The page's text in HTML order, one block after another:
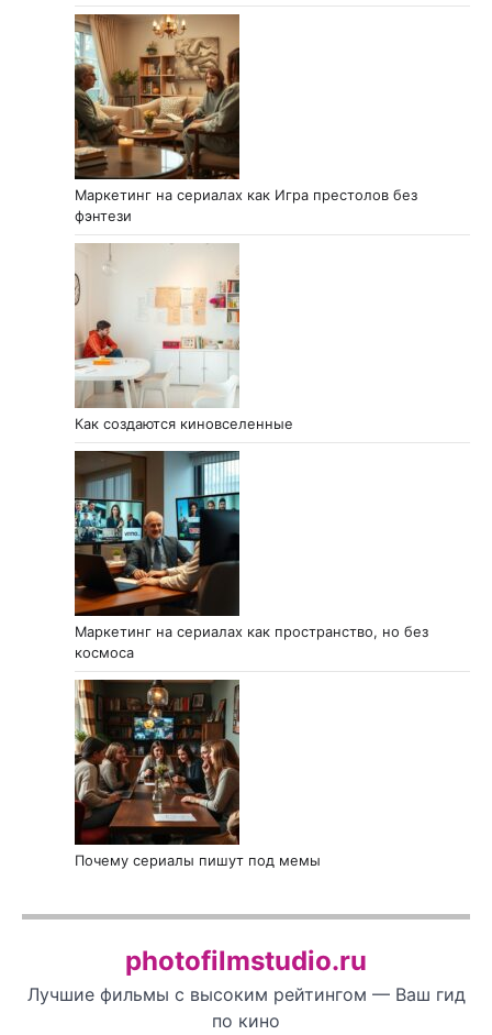
Маркетинг на сериалах как Игра престолов без
фэнтези
Как создаются киновселенные
Маркетинг на сериалах как пространство, но без
космоса
Почему сериалы пишут под мемы
photofilmstudio.ru
Лучшие фильмы с высоким рейтингом — Ваш гид
по кино